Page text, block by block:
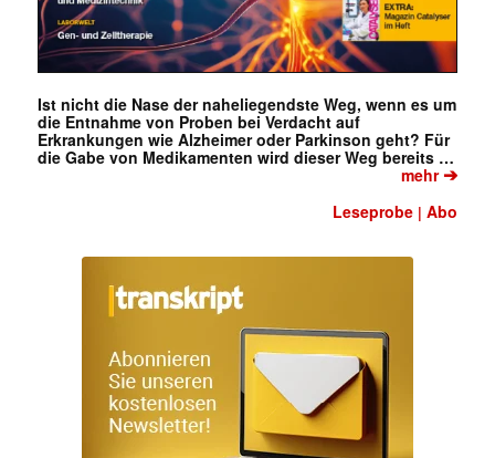
Ist nicht die Nase der naheliegendste Weg, wenn es um
die Entnahme von Proben bei Verdacht auf
Erkrankungen wie Alzheimer oder Parkinson geht? Für
die Gabe von Medikamenten wird dieser Weg bereits …
mehr➔
Leseprobe |Abo